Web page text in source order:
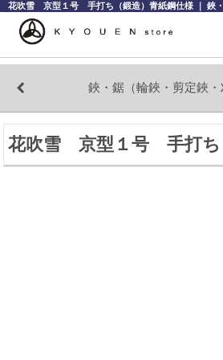
鋏・鋸（輪鋏・剪定鋏・
花吹雪 京型１号 手打ち
花吹雪 京型１号 手打ち（鍛造）青紙鋼仕様 ｜ 鋏・